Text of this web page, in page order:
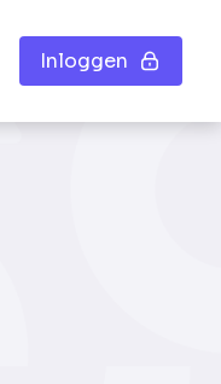
Inloggen